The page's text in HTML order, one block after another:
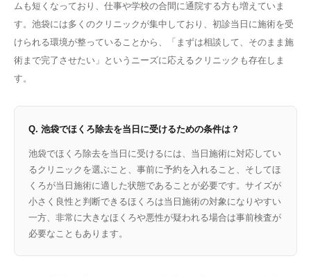
ムも短くなっており、仕事や学校の合間に通院する方も増えていま
す。池袋には多くのクリニックが集中しており、初診当日に施術を受
けられる環境が整っていることから、「まずは相談して、そのまま施
術まで完了させたい」というニーズに応えるクリニックも存在しま
す。
Q. 池袋でほくろ除去を当日に受けるための条件は？
池袋でほくろ除去を当日に受けるには、当日施術に対応してい
るクリニックを選ぶこと、事前に予約を入れること、そしてほ
くろが当日施術に適した状態であることが必要です。サイズが
小さく良性と判断できるほくろは当日施術の対象になりやすい
一方、非常に大きなほくろや悪性が疑われる場合は事前検査が
必要なこともあります。